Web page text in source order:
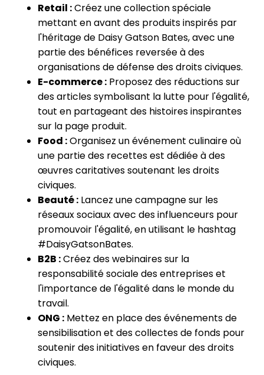
Retail :Créez une collection spéciale
mettant en avant des produits inspirés par
l'héritage de Daisy Gatson Bates, avec une
partie des bénéfices reversée à des
organisations de défense des droits civiques.
E-commerce : Proposez des réductions sur
des articles symbolisant la lutte pour l'égalité,
tout en partageant des histoires inspirantes
sur la page produit.
Food :Organisez un événement culinaire où
une partie des recettes est dédiée à des
œuvres caritatives soutenant les droits
civiques.
Beauté : Lancez une campagne sur les
réseaux sociaux avec des influenceurs pour
promouvoir l'égalité, en utilisant le hashtag
#DaisyGatsonBates.
B2B :Créez des webinaires sur la
responsabilité sociale des entreprises et
l'importance de l'égalité dans le monde du
travail.
ONG : Mettez en place des événements de
sensibilisation et des collectes de fonds pour
soutenir des initiatives en faveur des droits
civiques.